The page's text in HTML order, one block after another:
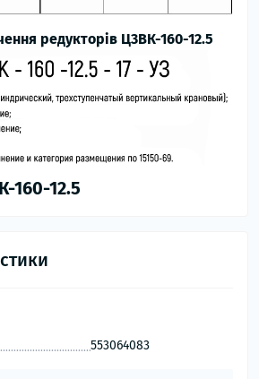
редукторів Ц3ВК-160-12.5
160-12.5
553064083